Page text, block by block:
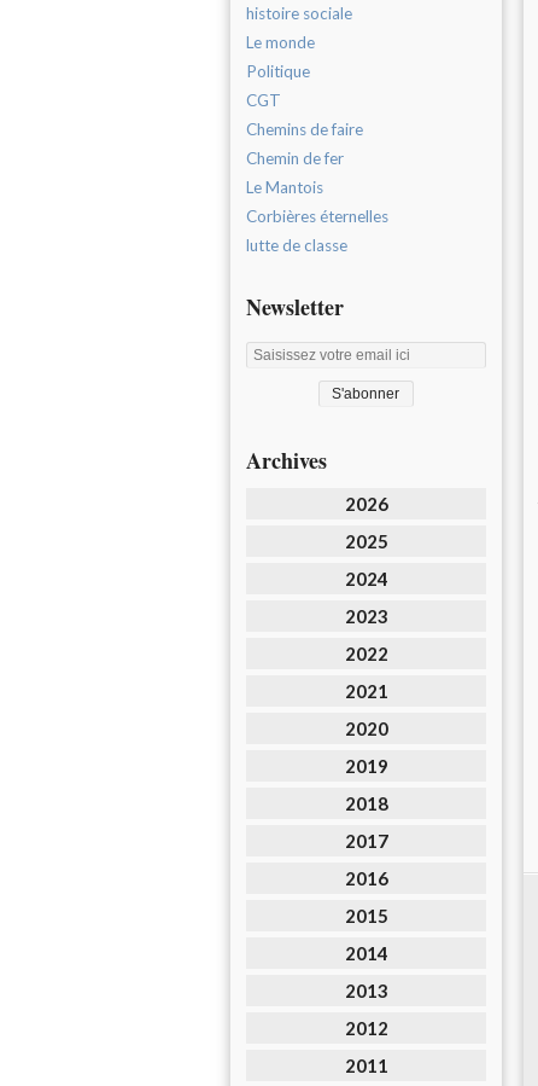
histoire sociale
Le monde
Politique
CGT
Chemins de faire
Chemin de fer
Le Mantois
Corbières éternelles
lutte de classe
Newsletter
Archives
2026
2025
2024
2023
2022
2021
2020
2019
2018
2017
2016
2015
2014
2013
2012
2011